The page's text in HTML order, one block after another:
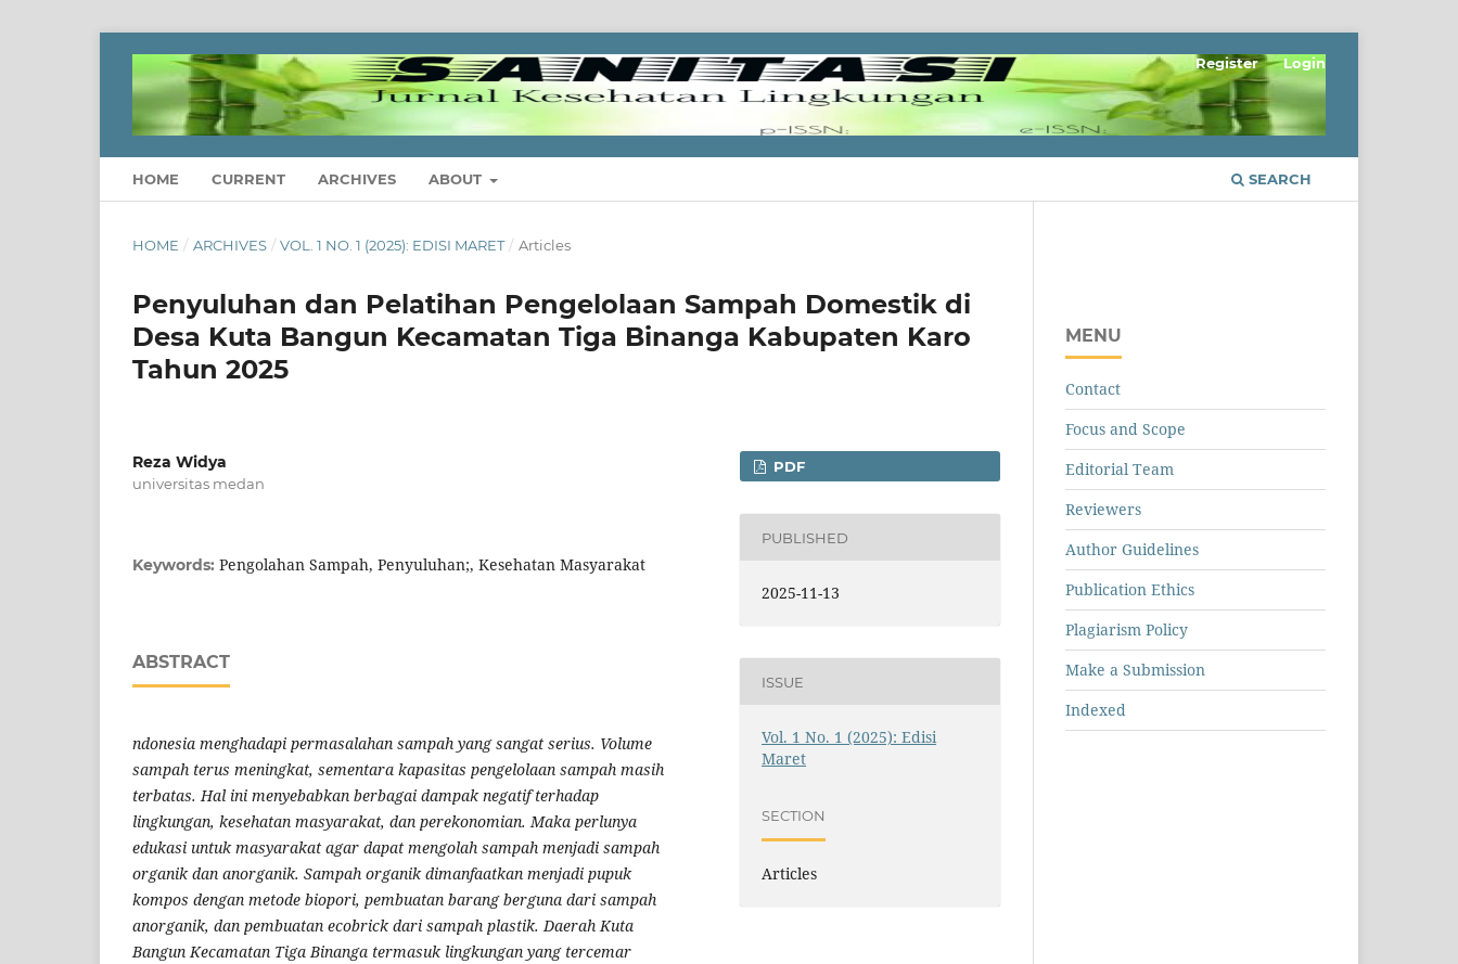
HOME CURRENT ARCHIVES ABOUT SEARCH
Register Login
HOME / ARCHIVES / VOL. 1 NO. 1 (2025): EDISI MARET / Articles
Penyuluhan dan Pelatihan Pengelolaan Sampah Domestik di
Desa Kuta Bangun Kecamatan Tiga Binanga Kabupaten Karo
Tahun 2025
Reza Widya
universitas medan
Keywords: Pengolahan Sampah, Penyuluhan;, Kesehatan Masyarakat
ABSTRACT
ndonesia menghadapi permasalahan sampah yang sangat serius. Volume
sampah terus meningkat, sementara kapasitas pengelolaan sampah masih
terbatas. Hal ini menyebabkan berbagai dampak negatif terhadap
lingkungan, kesehatan masyarakat, dan perekonomian. Maka perlunya
edukasi untuk masyarakat agar dapat mengolah sampah menjadi sampah
organik dan anorganik. Sampah organik dimanfaatkan menjadi pupuk
kompos dengan metode biopori, pembuatan barang berguna dari sampah
anorganik, dan pembuatan ecobrick dari sampah plastik. Daerah Kuta
Bangun Kecamatan Tiga Binanga termasuk lingkungan yang tercemar
PDF
PUBLISHED
2025-11-13
ISSUE
Vol. 1 No. 1 (2025): Edisi
Maret
SECTION
Articles
MENU
Contact
Focus and Scope
Editorial Team
Reviewers
Author Guidelines
Publication Ethics
Plagiarism Policy
Make a Submission
Indexed